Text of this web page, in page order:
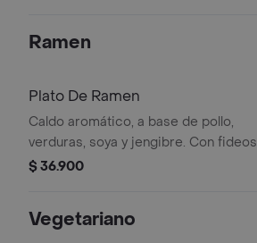
Ramen
Plato De Ramen
Caldo aromático, a base de pollo,
verduras, soya y jengibre. Con fideos
japoneses, pollo, huevo, dos gyozas,
$ 36.900
Vegetariano